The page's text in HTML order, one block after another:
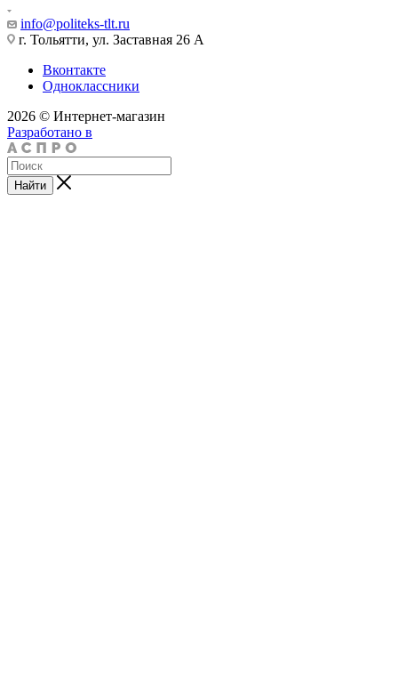
info@politeks-tlt.ru
г. Тольятти, ул. Заставная 26 А
Вконтакте
Одноклассники
2026 © Интернет-магазин
Разработано в
Найти